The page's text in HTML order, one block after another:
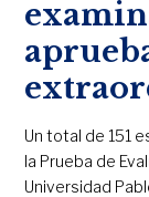
Un total de 151
la Prueba de
Universidad